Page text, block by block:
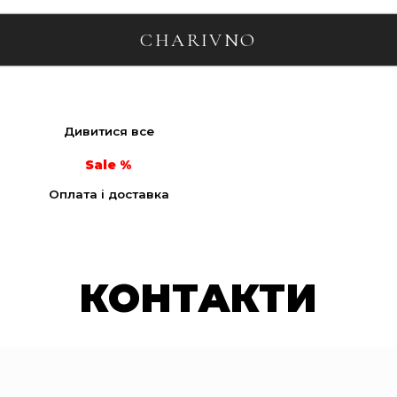
CHARIVNO
Дивитися все
Sale
Оплата і доставка
КОНТАКТИ